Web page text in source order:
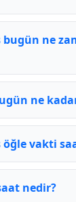
ne
ne
vakti
nedir?